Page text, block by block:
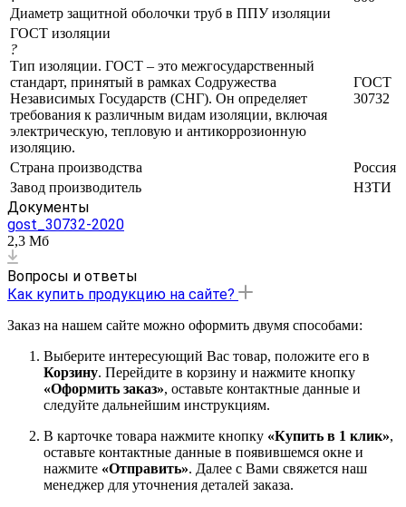
Диаметр защитной оболочки труб в ППУ изоляции
ГОСТ изоляции
?
Тип изоляции. ГОСТ – это межгосударственный
стандарт, принятый в рамках Содружества
Независимых Государств (СНГ). Он определяет
требования к различным видам изоляции, включая
электрическую, тепловую и антикоррозионную
изоляцию.
ГОСТ
30732
Страна производства
Россия
Завод производитель
НЗТИ
Документы
gost_30732-2020
2,3 Мб
Вопросы и ответы
Как купить продукцию на сайте?
Заказ на нашем сайте можно оформить двумя способами:
Выберите интересующий Вас товар, положите его в
Корзину. Перейдите в корзину и нажмите кнопку
«Оформить заказ», оставьте контактные данные и
следуйте дальнейшим инструкциям.
В карточке товара нажмите кнопку «Купить в 1 клик»,
оставьте контактные данные в появившемся окне и
нажмите «Отправить». Далее с Вами свяжется наш
менеджер для уточнения деталей заказа.